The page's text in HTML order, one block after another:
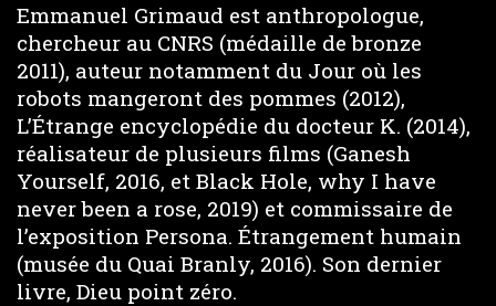
Emmanuel Grimaud est anthropologue,
chercheur au CNRS (médaille de bronze
2011), auteur notamment du Jour où les
robots mangeront des pommes (2012),
L’Étrange encyclopédie du docteur K. (2014),
réalisateur de plusieurs films (Ganesh
Yourself, 2016, et Black Hole, why I have
never been a rose, 2019) et commissaire de
l’exposition Persona. Étrangement humain
(musée du Quai Branly, 2016). Son dernier
livre, Dieu point zéro.